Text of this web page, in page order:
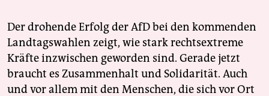
Der drohende Erfolg der AfD bei den kommenden
Landtagswahlen zeigt, wie stark rechtsextreme
Kräfte inzwischen geworden sind. Gerade jetzt
braucht es Zusammenhalt und Solidarität. Auch
und vor allem mit den Menschen, die sich vor Ort